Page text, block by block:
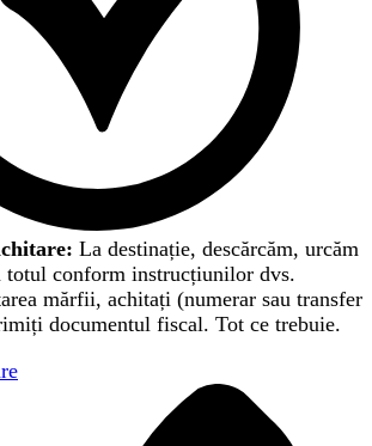
La destinație, descărcăm, urcăm
totul conform instrucțiunilor dvs.
mărfii, achitați (numerar sau transfer
documentul fiscal. Tot ce trebuie.